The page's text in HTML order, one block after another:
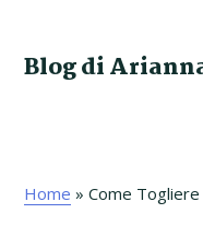
primary
main
primary
footer
Blog di
Home »Come Togliere